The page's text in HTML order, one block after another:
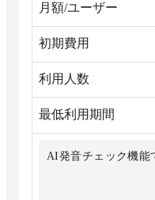
月額/ユーザー
初期費用
利用人数
最低利用期間
AI発音チェック機能